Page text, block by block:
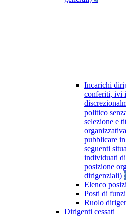
Incarichi
conferiti, ivi
politico
selezione e
pubblicare
seguenti
individuati
posizione
dirigenziali)
Elenco
Posti di
Ruolo
Dirigenti cessati